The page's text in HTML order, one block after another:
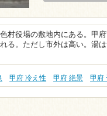
村役場の敷地内にある。甲
る。ただし市外は高い。湯
甲府 冷え性 甲府 絶景 甲府